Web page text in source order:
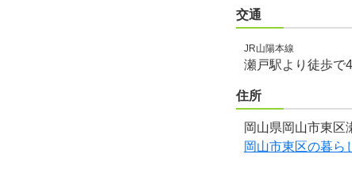
交通
JR山陽本線
瀬戸駅より徒歩で
住所
岡山県岡山市東区
岡山市東区の暮ら